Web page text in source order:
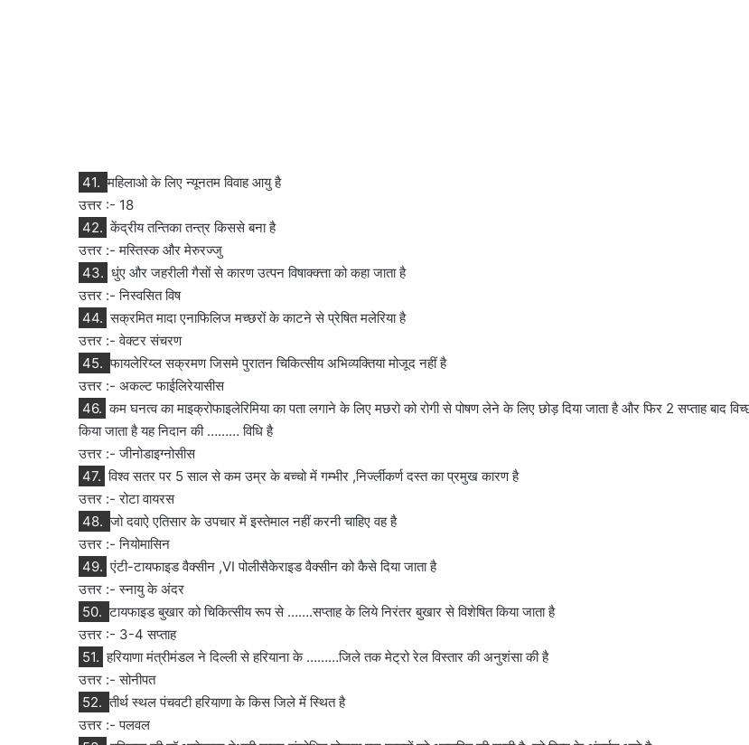
41. महिलाओ के लिए न्यूनतम विवाह आयु है
उत्तर :- 18
42. केंद्रीय तन्तिका तन्त्र किससे बना है
उत्तर :- मस्तिस्क और मेरुरज्जु
43. धुंए और जहरीली गैसों से कारण उत्पन विषाक्क्त्ता को कहा जाता है
उत्तर :- निस्वसित विष
44. सक्रमित मादा एनाफिलिज मच्छरों के काटने से प्रेषित मलेरिया है
उत्तर :- वेक्टर संचरण
45. फायलेरिय्ल सक्रमण जिसमे पुरातन चिकित्सीय अभिव्यक्तिया मोजूद नहीं है
उत्तर :- अकल्ट फाईलिरेयासीस
46. कम घनत्व का माइक्रोफाइलेरिमिया का पता लगाने के लिए मछरो को रोगी से पोषण लेने के लिए छोड़ दिया जाता है और फिर 2 सप्ताह बाद
किया जाता है यह निदान की ……… विधि है
उत्तर :- जीनोडाइग्नोसीस
47. विश्व सतर पर 5 साल से कम उम्र के बच्चो में गम्भीर ,निर्ज्लीकर्ण दस्त का प्रमुख कारण है
उत्तर :- रोटा वायरस
48. जो दवाऐ एतिसार के उपचार में इस्तेमाल नहीं करनी चाहिए वह है
उत्तर :- नियोमासिन
49. एंटी-टायफाइड वैक्सीन ,VI पोलीसैकेराइड वैक्सीन को कैसे दिया जाता है
उत्तर :- स्नायु के अंदर
50. टायफाइड बुखार को चिकित्सीय रूप से …….सप्ताह के लिये निरंतर बुखार से विशेषित किया जाता है
उत्तर :- 3-4 सप्ताह
51. हरियाणा मंत्रीमंडल ने दिल्ली से हरियाना के ………जिले तक मेट्रो रेल विस्तार की अनुशंसा की है
उत्तर :- सोनीपत
52. तीर्थ स्थल पंचवटी हरियाणा के किस जिले में स्थित है
उत्तर :- पलवल